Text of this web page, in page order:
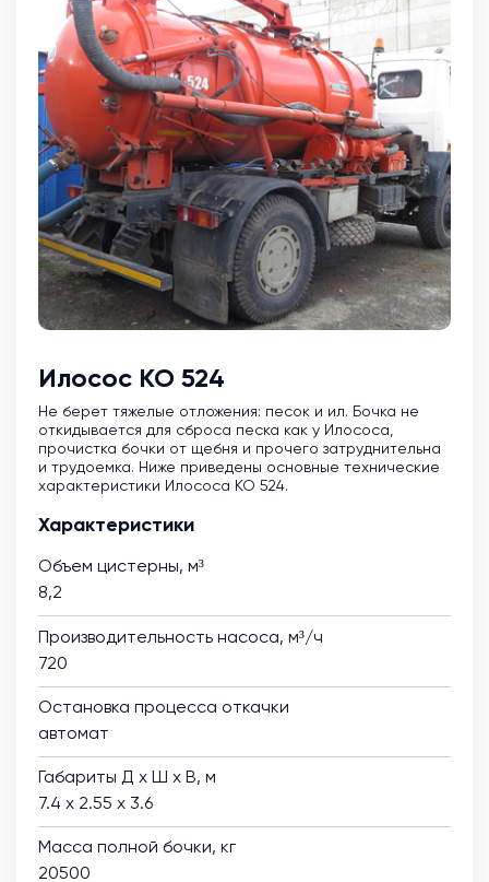
Илосос КО 524
Не берет тяжелые отложения: песок и ил. Бочка не
откидывается для сброса песка как у Илососа,
прочистка бочки от щебня и прочего затруднительна
и трудоемка. Ниже приведены основные технические
характеристики Илососа КО 524.
Характеристики
Объем цистерны, м³
8,2
Производительность насоса, м³/ч
720
Остановка процесса откачки
автомат
Габариты Д х Ш х В, м
7.4 х 2.55 х 3.6
Масса полной бочки, кг
20500